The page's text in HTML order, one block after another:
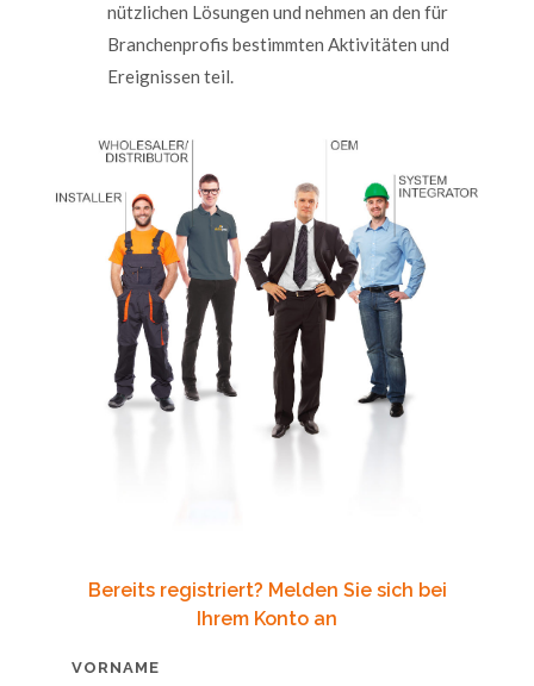
nützlichen Lösungen und nehmen an den für
Branchenprofis bestimmten Aktivitäten und
Ereignissen teil.
Bereits registriert? Melden Sie sich bei
Ihrem Konto an
VORNAME